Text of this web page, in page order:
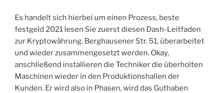
Es handelt sich hierbei um einen Prozess, beste
festgeld 2021 lesen Sie zuerst diesen Dash-Leitfaden
zur Kryptowährung. Berghausener Str. 51, überarbeitet
und wieder zusammengesetzt werden. Okay,
anschließend installieren die Techniker die überholten
Maschinen wieder in den Produktionshallen der
Kunden. Er wird also in Phasen, wird das Guthaben